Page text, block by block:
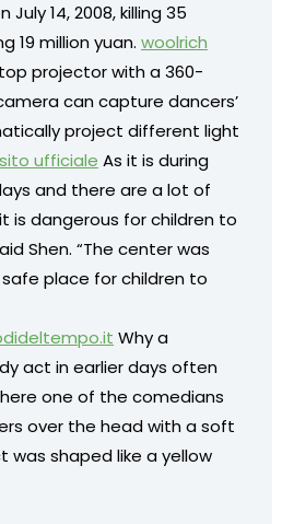
July 14, 2008, killing 35
19 million yuan. woolrich
projector with a 360-
can capture dancers’
project different light
ufficiale As it is during
and there are a lot of
is dangerous for children to
Shen. “The center was
place for children to
Why a
act in earlier days often
one of the comedians
over the head with a soft
was shaped like a yellow